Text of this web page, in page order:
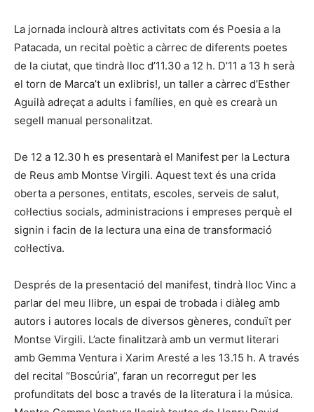
La jornada inclourà altres activitats com és Poesia a la
Patacada, un recital poètic a càrrec de diferents poetes
de la ciutat, que tindrà lloc d’11.30 a 12 h. D’11 a 13 h serà
el torn de Marca’t un exlibris!, un taller a càrrec d’Esther
Aguilà adreçat a adults i famílies, en què es crearà un
segell manual personalitzat.
De 12 a 12.30 h es presentarà el Manifest per la Lectura
de Reus amb Montse Virgili. Aquest text és una crida
oberta a persones, entitats, escoles, serveis de salut,
col·lectius socials, administracions i empreses perquè el
signin i facin de la lectura una eina de transformació
col·lectiva.
Després de la presentació del manifest, tindrà lloc Vinc a
parlar del meu llibre, un espai de trobada i diàleg amb
autors i autores locals de diversos gèneres, conduït per
Montse Virgili. L’acte finalitzarà amb un vermut literari
amb Gemma Ventura i Xarim Aresté a les 13.15 h. A través
del recital “Boscúria”, faran un recorregut per les
profunditats del bosc a través de la literatura i la música.